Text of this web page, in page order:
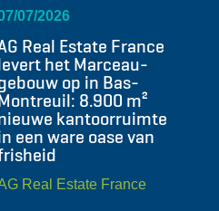
07/2026
Real Estate France
het Marceau-
op in Bas-
8.900 m²
kantoorruimte
een ware oase van
Real Estate France